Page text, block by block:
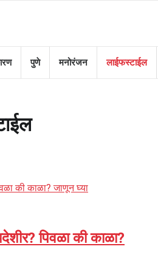
पुणे मनोरंजन लाईफस्टाईल
पिवळा की काळा?